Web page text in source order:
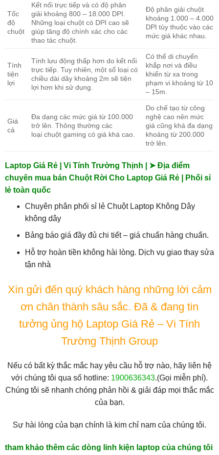
Tốc
độ
chuột
Kết nối trực tiếp và có độ phân
giải khoảng 800 – 18.000 DPI.
Những loại chuột có DPI cao sẽ
giúp tăng độ chính xác cho các
thao tác chuột.
Độ phân giải chuột
khoảng 1.000 – 4.000
DPI tùy thuộc vào các
mức giá khác nhau.
Tính
tiện
lợi
Tính lưu động thấp hơn do kết nối
trực tiếp. Tuy nhiên, một số loại có
chiều dài dây khoảng 2m sẽ tiện
lợi hơn khi sử dụng.
Có thể di chuyển
khắp nơi và điều
khiển từ xa trong
phạm vi khoảng từ 10
– 15m.
Giá
cả
Đa dạng các mức giá từ 100.000
trở lên. Thông thường các
loại chuột gaming có giá khá cao.
Do chế tạo từ công
nghệ cao nên mức
giá cũng khá đa dạng
khoảng từ 200.000
trở lên.
Laptop Giá Rẻ | Vi Tính Trường Thịnh | ➤ Địa điểm
chuyên mua bán Chuột Rời Cho Laptop Giá Rẻ | Phối sỉ
lẻ toàn quốc
Chuyên phân phối sỉ lẻ Chuột Laptop Không Dây
không dây
Bảng báo giá đầy đủ chi tiết – giá chuẩn hàng chuẩn.
Hỗ trợ hoàn tiền không hài lòng. Dịch vụ giao thay sửa
tận nhà
Xin gửi đến quý khách hàng những lời cảm
ơn chân thành sâu sắc. Đã & đang tin
tưởng ủng hộ Laptop Giá Rẻ – Vi Tính
Trường Thịnh Group
Nếu có bất kỳ thắc mắc hay yêu cầu hỗ trợ nào, hãy liên hệ
với chúng tôi qua số hotline: 1900636343.(Gọi miễn phí).
Chúng tôi sẽ nhanh chóng phản hồi & giải đáp mọi thắc mắc
của bạn.
Sự hài lòng của bạn chính là kim chỉ nam của chúng tôi.
tham khảo thêm các dòng linh kiện laptop của chúng tôi